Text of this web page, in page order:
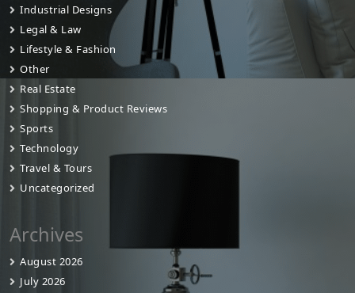
Industrial Designs
Legal & Law
Lifestyle & Fashion
Other
Real Estate
Shopping & Product Reviews
Sports
Technology
Travel & Tours
Uncategorized
Archives
August 2026
July 2026